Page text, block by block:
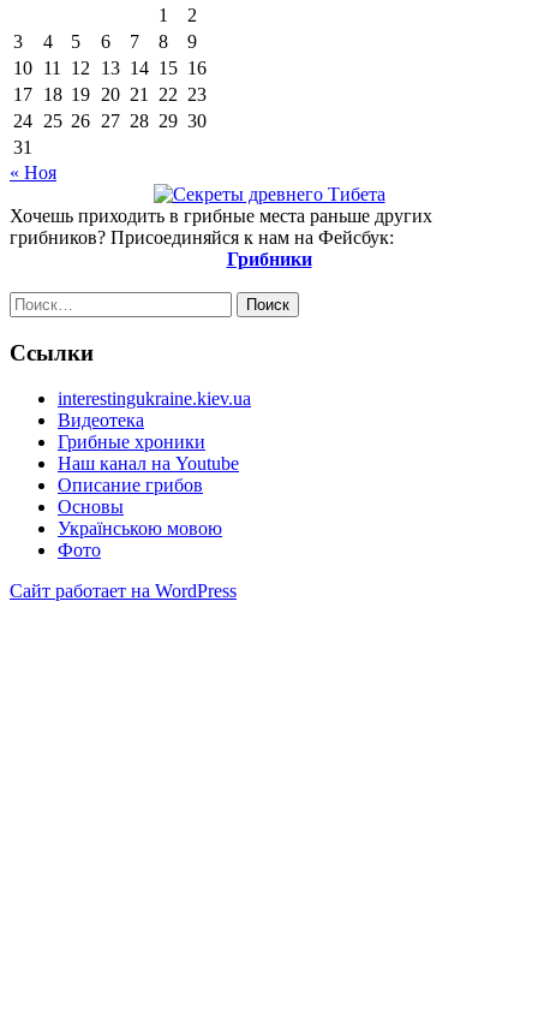
1
2
3
4 5 6 7 8
9
10 11 12 13 14 15 16
17 18 19 20 21 22 23
24 25 26 27 28 29 30
31
« Ноя
Хочешь приходить в грибные места раньше других
грибников? Присоединяйся к нам на Фейсбук:
Грибники
Найти:
Ссылки
interestingukraine.kiev.ua
Видеотека
Грибные хроники
Наш канал на Youtube
Описание грибов
Основы
Українською мовою
Фото
Сайт работает на WordPress